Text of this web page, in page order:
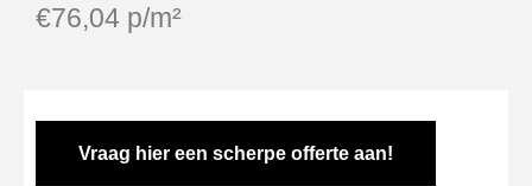
€76,04 p/m²
Vraag hier een scherpe offerte aan!